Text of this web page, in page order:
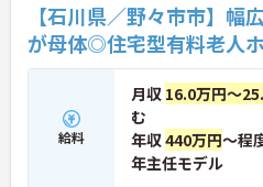
【石川県／野々市市】幅
が母体◎住宅型有料老人
給料
月収 16.0万円～
む
年収440万円～程
年主任モデル